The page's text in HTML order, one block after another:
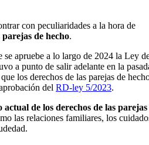
con peculiaridades a la hora de
parejas de hecho.
se apruebe a lo largo de 2024 la Ley
a punto de salir adelante en la
los derechos de las parejas de
del RD-ley 5/2023.
actual de los derechos de las parejas
las relaciones familiares, los